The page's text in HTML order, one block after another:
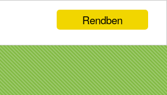
Rendben